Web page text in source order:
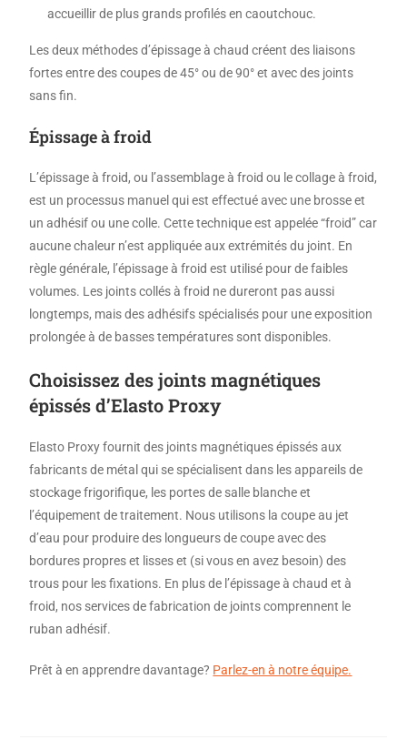
accueillir de plus grands profilés en caoutchouc.
Les deux méthodes d’épissage à chaud créent des liaisons
fortes entre des coupes de 45° ou de 90° et avec des joints
sans fin.
Épissage à froid
L’épissage à froid, ou l’assemblage à froid ou le collage à froid,
est un processus manuel qui est effectué avec une brosse et
un adhésif ou une colle. Cette technique est appelée “froid” car
aucune chaleur n’est appliquée aux extrémités du joint. En
règle générale, l’épissage à froid est utilisé pour de faibles
volumes. Les joints collés à froid ne dureront pas aussi
longtemps, mais des adhésifs spécialisés pour une exposition
prolongée à de basses températures sont disponibles.
Choisissez des joints magnétiques
épissés d’Elasto Proxy
Elasto Proxy fournit des joints magnétiques épissés aux
fabricants de métal qui se spécialisent dans les appareils de
stockage frigorifique, les portes de salle blanche et
l’équipement de traitement. Nous utilisons la coupe au jet
d’eau pour produire des longueurs de coupe avec des
bordures propres et lisses et (si vous en avez besoin) des
trous pour les fixations. En plus de l’épissage à chaud et à
froid, nos services de fabrication de joints comprennent le
ruban adhésif.
Prêt à en apprendre davantage? Parlez-en à notre équipe.